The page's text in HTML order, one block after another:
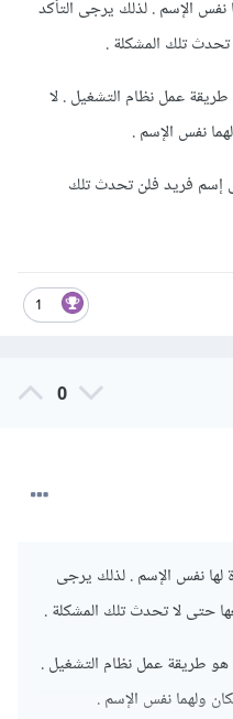
الإسم . لذلك يرجى التأكد
تلك المشكلة .
عمل نظام التشغيل . لا
نفس الإسم .
إسم فريد فلن تحدث تلك
1
0
نفس الإسم . لذلك يرجى
حتى لا تحدث تلك المشكلة .
طريقة عمل نظام التشغيل .
ولهما نفس الإسم .